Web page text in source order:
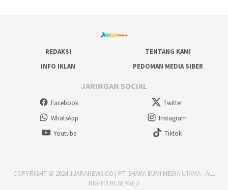
REDAKSI
TENTANG KAMI
INFO IKLAN
PEDOMAN MEDIA SIBER
JARINGAN SOCIAL
Facebook
Twitter
WhatsApp
Instagram
Youtube
Tiktok
COPYRIGHT © 2024 JUARANEWS.CO | PT. SHAKA BUMI MEDIA UTAMA - ALL
RIGHTS RESERVED